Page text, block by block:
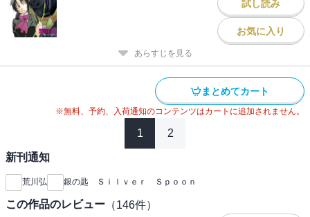
試し読み
お気に入り
あらすじを見る
まとめてカート
※無料、予約、入荷通知のコンテンツはカートに追加されません。
1 2
新刊通知
荒川弘 銀の匙 Ｓｉｌｖｅｒ Ｓｐｏｏｎ
この作品のレビュー （146件）